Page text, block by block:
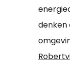
denken